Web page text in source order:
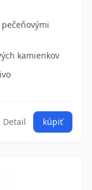
kamienkov
Detail kúpiť